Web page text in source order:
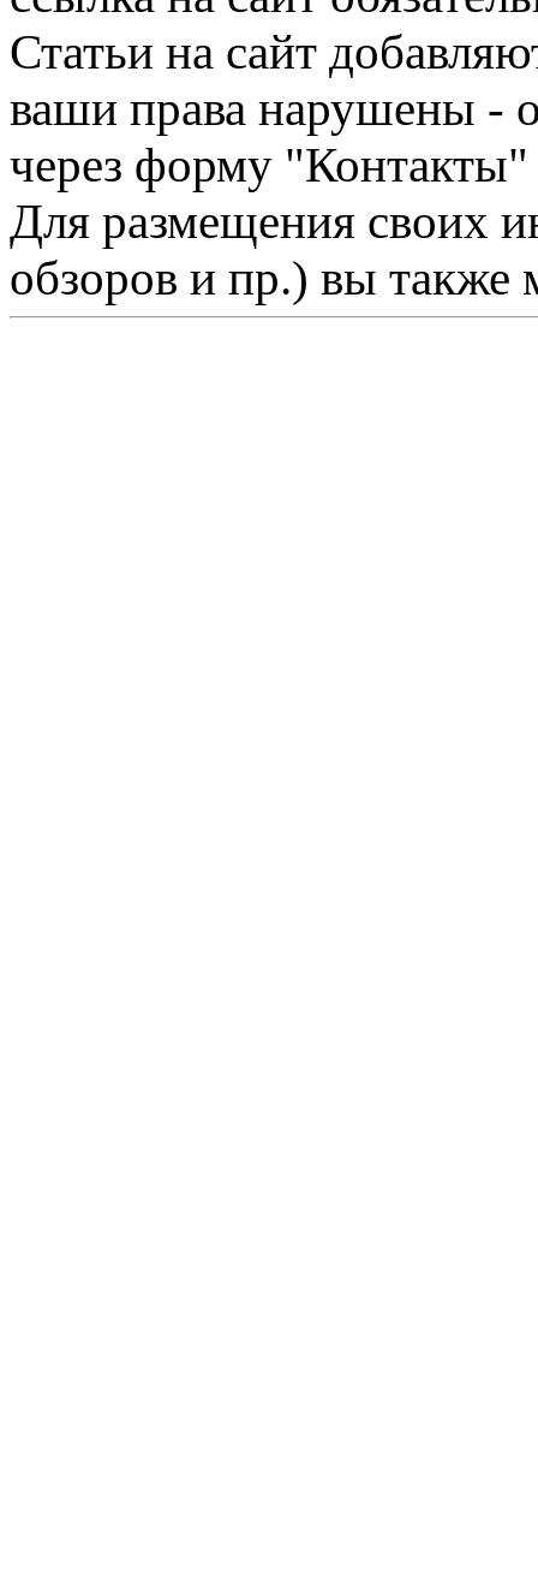
Статьи на сайт
ваши права нарушены -
через форму "Контакты"
Для размещения своих
обзоров и пр.) вы также